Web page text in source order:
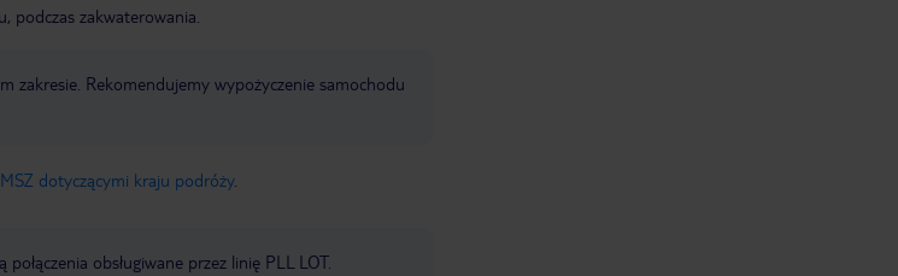
podczas zakwaterowania.
zakresie. Rekomendujemy wypożyczenie samochodu
dotyczącymi kraju podróży.
obsługiwane przez linię PLL LOT.